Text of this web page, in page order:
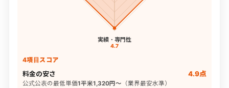
実績・専門性
4.7
4項目スコア
料金の安さ 4.9点
公式公表の最低単価1平米1,320円〜 （業界最安水準）